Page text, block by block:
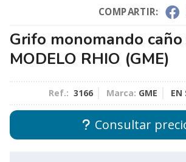
COMPARTIR:
Grifo monomando
MODELO RHIO (GME)
Ref.: 3166 Marca: GME EN
Consultar